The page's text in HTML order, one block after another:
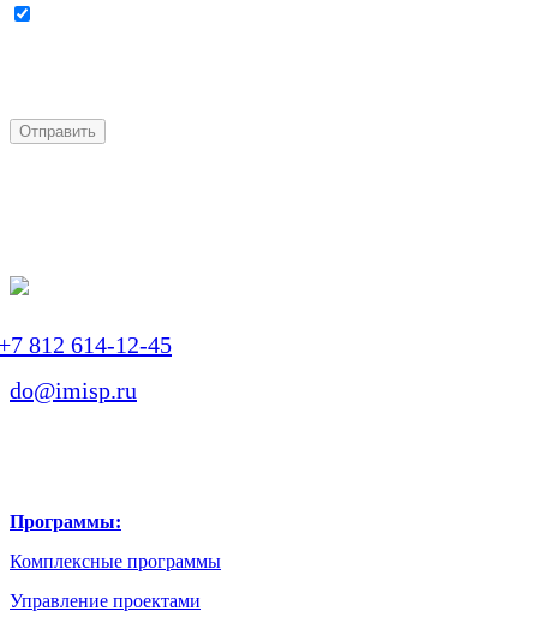
812 614-12-45
do@imisp.ru
Программы:
Комплексные программы
Управление проектами